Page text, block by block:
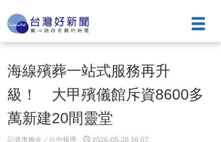
海線殯葬一站式服務再升
級！ 大甲殯儀館斥資8600多
萬新建20間靈堂
記者李梅金／台中報導 2026-05-28 16:07